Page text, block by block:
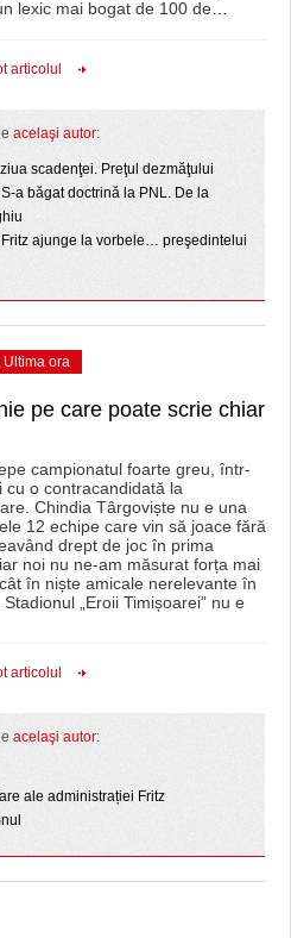
lexic mai bogat de 100 de…
articolul
acelaşi autor:
scadenţei. Preţul dezmăţului
a băgat doctrină la PNL. De la
ajunge la vorbele… preşedintelui
Ultima ora
pe care poate scrie chiar
campionatul foarte greu, într-
cu o contracandidată la
Chindia Târgoviște nu e una
12 echipe care vin să joace fără
drept de joc în prima
noi nu ne-am măsurat forța mai
în niște amicale nerelevante în
„Eroii Timișoarei” nu e
articolul
acelaşi autor:
ale administrației Fritz